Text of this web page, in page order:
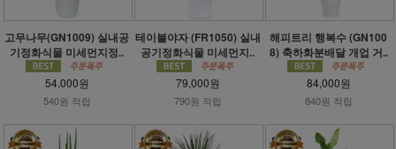
고무나무(GN1009) 실내공
기정화식물 미세먼지정..
54,000원
540원 적립
테이블야자 (FR1050) 실내
공기정화식물 미세먼지..
79,000원
790원 적립
해피트리 행복수 (GN100
8) 축하화분배달 개업 거..
84,000원
840원 적립